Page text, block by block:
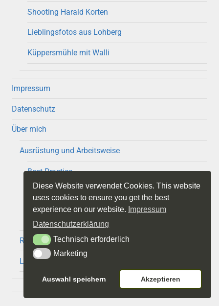
Shooting Harald Korten
Lieblingsfotos aus Lohberg
Küppersmühle mit Walli
Impressum
Datenschutz
Über mich
Ausrüstung und Arbeitsweise
Best Practice
Naheinstellgrenzen
Respekt und Tabus
Lesestoff
Diese Website verwendet Cookies. This website
uses cookies to ensure you get the best
experience on our website. Impressum
Datenschutzerklärung
Technisch erforderlich
Technisch erforderlich
MarketingMarketing
Auswahl speichern Akzeptieren